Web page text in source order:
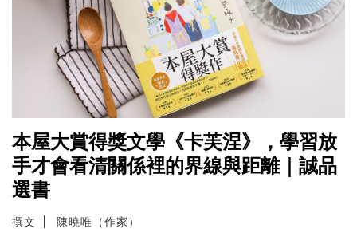
本屋大賞得獎文學《卡芙涅》，學習放
手才會看清關係裡的界線與距離｜誠品
選書
撰文 陳曉唯（作家）